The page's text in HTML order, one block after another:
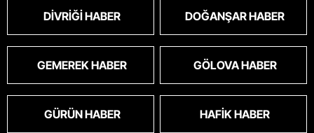
DIVRIĞI HABER DOĞANŞAR HABER
GEMEREK HABER GÖLOVA HABER
GÜRÜN HABER HAFIK HABER